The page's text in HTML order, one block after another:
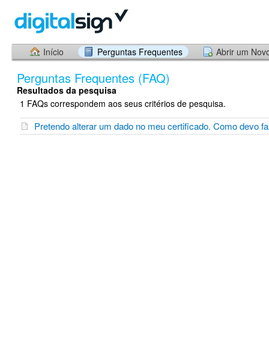
Início Perguntas Frequentes Abrir um
Perguntas Frequentes (FAQ)
Resultados da pesquisa
1 FAQs correspondem aos seus critérios de pesquisa.
Pretendo alterar um dado no meu certificado. Como devo